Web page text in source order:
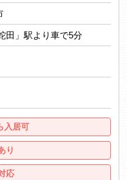
田」駅より車で5分
入居可
り
応